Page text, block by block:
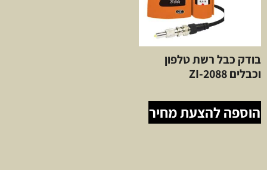
בודק כבל רשת טלפון
וכבלים ZI-2088
הוספה להצעת מחיר